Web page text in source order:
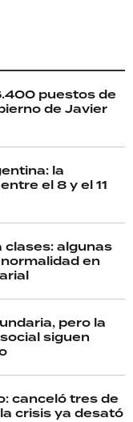
puestos de
de Javier
la
el 8 y el 11
clases: algunas
en
pero la
siguen
canceló tres de
crisis ya desató